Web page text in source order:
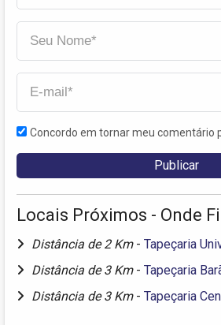
Concordo em tornar meu comentário
Locais Próximos - Onde
Distância de 2 Km - Tapeçaria
Distância de 3 Km - Tapeçaria
Distância de 3 Km - Tapeçaria